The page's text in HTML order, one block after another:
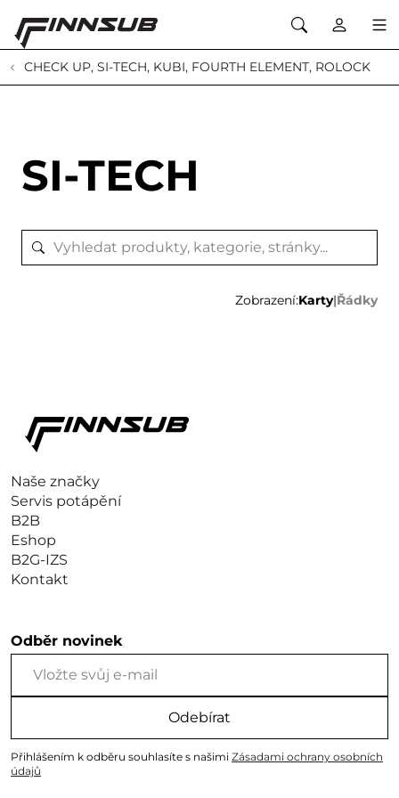
CHECK UP, SI-TECH, KUBI, FOURTH ELEMENT, ROLOCK
SI-TECH
Zobrazení:Karty|Řádky
Naše značky
Servis potápění
B2B
Eshop
B2G-IZS
Kontakt
Odběr novinek
Odebírat
Přihlášením k odběru souhlasíte s našimi Zásadami ochrany osobních
údajů